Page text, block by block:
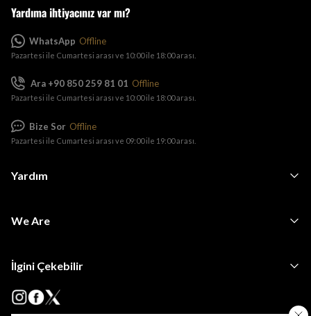
Yardım
We Are
İlgini Çekebilir
Yardıma ihtiyacınız var mı?
WhatsApp Offline
Pazartesi ile Cumartesi arası ve 10:00 ile 18:00 arası.
Ara +90 850 259 81 01 Offline
Pazartesi ile Cumartesi arası ve 10:00 ile 18:00 arası.
Bize Sor Offline
Pazartesi ile Cumartesi arası ve 09:00 ile 19:00 arası.